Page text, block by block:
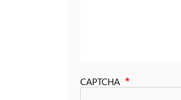
CAPTCHA